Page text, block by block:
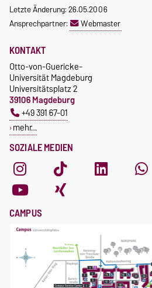
Letzte Änderung: 26.05.2006
Ansprechpartner:
Webmaster
SOZIALE MEDIEN
KONTAKT
Otto-von-Guericke-
Universität Magdeburg
Universitätsplatz 2
39106 Magdeburg
+49 391 67-01
mehr…
CAMPUS